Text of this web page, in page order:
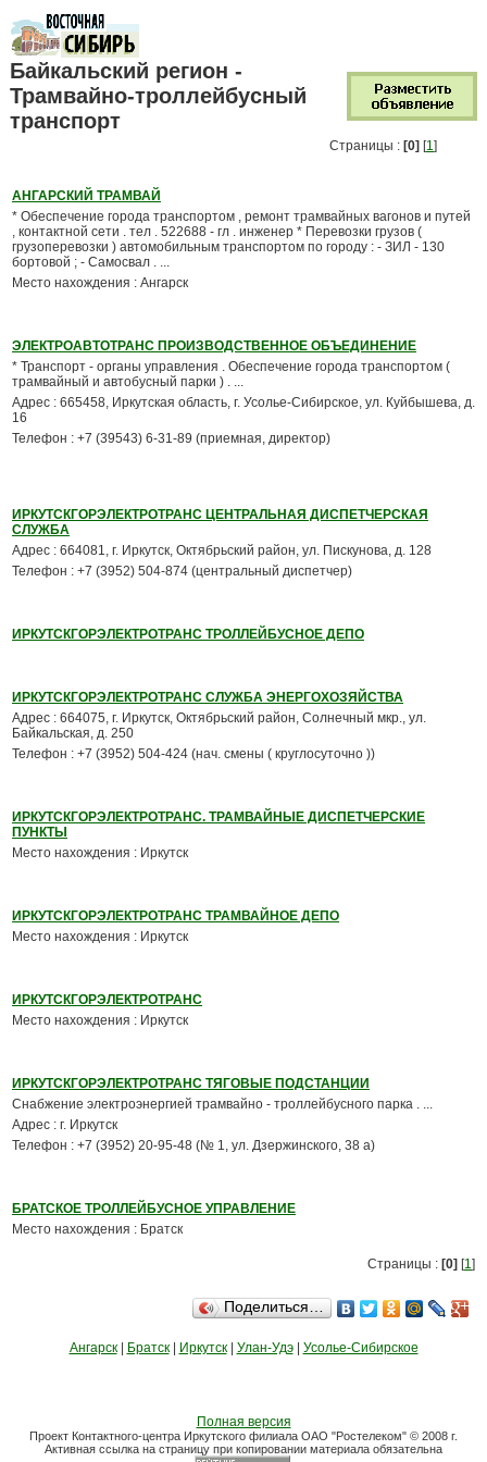
Байкальский регион -
Трамвайно-троллейбусный
транспорт
Страницы : [0] [1]
АНГАРСКИЙ ТРАМВАЙ
* Обеспечение города транспортом , ремонт трамвайных вагонов и путей
, контактной сети . тел . 522688 - гл . инженер * Перевозки грузов (
грузоперевозки ) автомобильным транспортом по городу : - ЗИЛ - 130
бортовой ; - Самосвал . ...
Место нахождения : Ангарск
ЭЛЕКТРОАВТОТРАНС ПРОИЗВОДСТВЕННОЕ ОБЪЕДИНЕНИЕ
* Транспорт - органы управления . Обеспечение города транспортом (
трамвайный и автобусный парки ) . ...
Адрес : 665458, Иркутская область, г. Усолье-Сибирское, ул. Куйбышева, д.
16
Телефон : +7 (39543) 6-31-89 (приемная, директор)
ИРКУТСКГОРЭЛЕКТРОТРАНС ЦЕНТРАЛЬНАЯ ДИСПЕТЧЕРСКАЯ
СЛУЖБА
Адрес : 664081, г. Иркутск, Октябрьский район, ул. Пискунова, д. 128
Телефон : +7 (3952) 504-874 (центральный диспетчер)
ИРКУТСКГОРЭЛЕКТРОТРАНС ТРОЛЛЕЙБУСНОЕ ДЕПО
ИРКУТСКГОРЭЛЕКТРОТРАНС СЛУЖБА ЭНЕРГОХОЗЯЙСТВА
Адрес : 664075, г. Иркутск, Октябрьский район, Солнечный мкр., ул.
Байкальская, д. 250
Телефон : +7 (3952) 504-424 (нач. смены ( круглосуточно ))
ИРКУТСКГОРЭЛЕКТРОТРАНС. ТРАМВАЙНЫЕ ДИСПЕТЧЕРСКИЕ
ПУНКТЫ
Место нахождения : Иркутск
ИРКУТСКГОРЭЛЕКТРОТРАНС ТРАМВАЙНОЕ ДЕПО
Место нахождения : Иркутск
ИРКУТСКГОРЭЛЕКТРОТРАНС
Место нахождения : Иркутск
ИРКУТСКГОРЭЛЕКТРОТРАНС ТЯГОВЫЕ ПОДСТАНЦИИ
Снабжение электроэнергией трамвайно - троллейбусного парка . ...
Адрес : г. Иркутск
Телефон : +7 (3952) 20-95-48 (№ 1, ул. Дзержинского, 38 а)
БРАТСКОЕ ТРОЛЛЕЙБУСНОЕ УПРАВЛЕНИЕ
Место нахождения : Братск
Страницы : [0] [1]
Поделиться…
Ангарск| Братск| Иркутск| Улан-Удэ| Усолье-Сибирское
Полная версия
Проект Контактного-центра Иркутского филиала ОАО "Ростелеком" © 2008 г.
Активная ссылка на страницу при копировании материала обязательна